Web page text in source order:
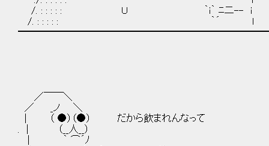
/. : : : : : Ｕ ｀i｀ ﾆ二-- i
/. : : : : : ｀´ l
／￣￣＼
／ _ノ ＼
| （ ●）（●） だから飲まれんなって
. | （__人__）
| ｀ ⌒´ﾉ